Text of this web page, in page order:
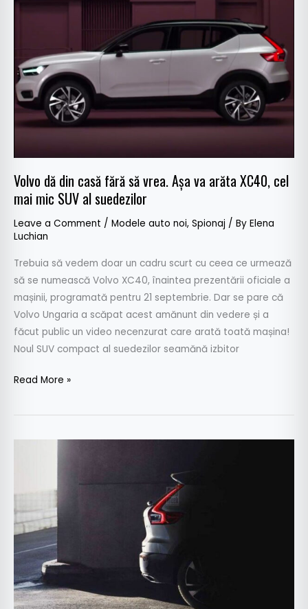
Volvo dă din casă fără să vrea. Așa va arăta XC40, cel
mai mic SUV al suedezilor
Leave a Comment / Modele auto noi, Spionaj / By Elena
Luchian
Trebuia să vedem doar un cadru scurt cu ceea ce urmează
să se numească Volvo XC40, înaintea prezentării oficiale a
mașinii, programată pentru 21 septembrie. Dar se pare că
Volvo Ungaria a scăpat acest amănunt din vedere și a
făcut public un video necenzurat care arată toată mașina!
Noul SUV compact al suedezilor seamănă izbitor
dă
fără
să
vrea.
Așa
va
XC40,
cel
SUV
suedezilor
Read More »
primul
SUV
compact
casei
suedeze